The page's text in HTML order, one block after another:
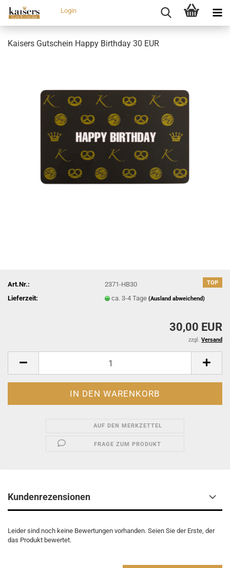
Login
Kaisers Gutschein Happy Birthday 30 EUR
TOP
Art.Nr.:
2371-HB30
Lieferzeit:
ca. 3-4 Tage(Ausland abweichend)
30,00 EUR
zzgl. Versand
AUF DEN MERKZETTEL
FRAGE ZUM PRODUKT
Kundenrezensionen
Leider sind noch keine Bewertungen vorhanden. Seien Sie der Erste, der
das Produkt bewertet.